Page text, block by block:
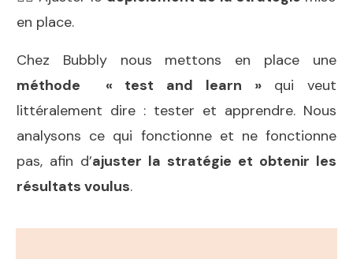
en place.
Chez Bubbly nous mettons en place une
méthode « test and learn »qui veut
littéralement dire : tester et apprendre. Nous
analysons ce qui fonctionne et ne fonctionne
pas, afin d’ajuster la stratégie et obtenir les
résultats voulus.